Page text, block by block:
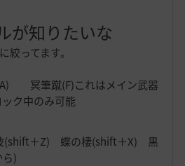
が知りたいな
絞ってます。
A) 冥筆蹴(F)これはメイン武器
ク中のみ可能
(shift＋Z) 蝶の棲(shift＋X) 黒
)